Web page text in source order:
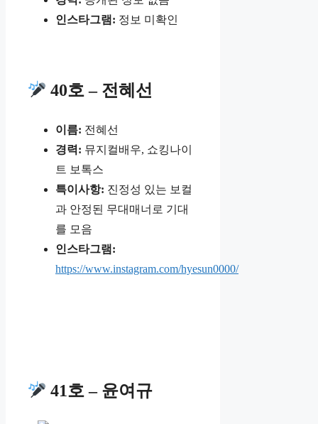
인스타그램: 정보 미확인
40호 – 전혜선
이름: 전혜선
경력: 뮤지컬배우, 쇼킹나이
트 보톡스
특이사항: 진정성 있는 보컬
과 안정된 무대매너로 기대
를 모음
인스타그램:
https://www.instagram.com/hyesun0000/
41호 – 윤여규